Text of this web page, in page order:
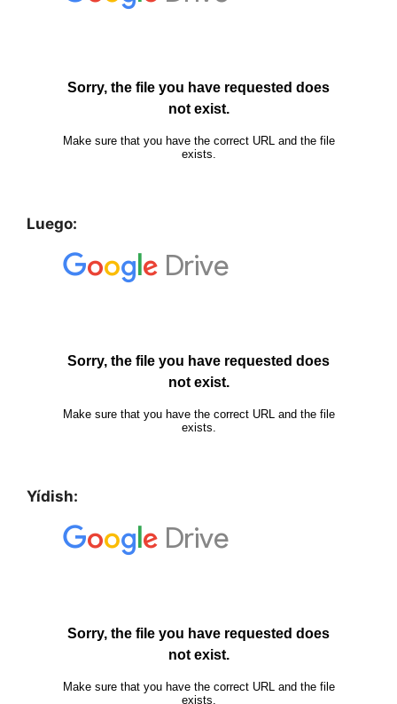
Luego:
Yídish: